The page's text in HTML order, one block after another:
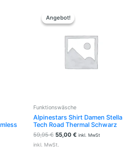
Angebot!
Angebot!
Funktionswäsche
Alpinestars Shirt Damen Stella
Tech Road Thermal Schwarz
59,95€
war:
59,95 €
55,00 € inkl. MwSt
inkl. MwSt.
gewählt
werden